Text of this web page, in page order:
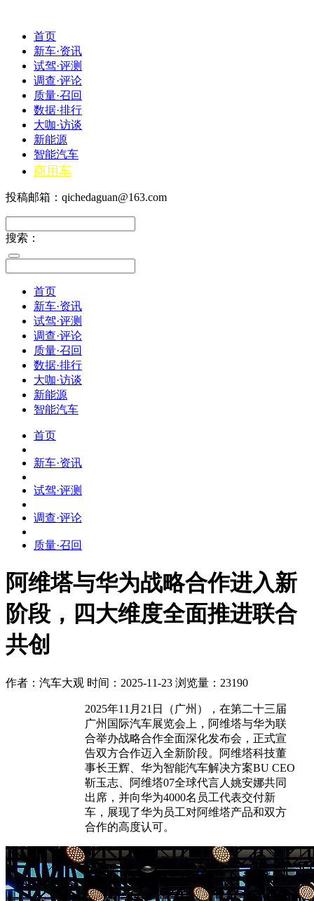
首页
新车·资讯
试驾·评测
调查·评论
质量·召回
数据·排行
大咖·访谈
新能源
智能汽车
商用车
投稿邮箱：qichedaguan@163.com
搜索：
首页
新车·资讯
试驾·评测
调查·评论
质量·召回
数据·排行
大咖·访谈
新能源
智能汽车
首页
新车·资讯
试驾·评测
调查·评论
质量·召回
阿维塔与华为战略合作进入新
阶段，四大维度全面推进联合
共创
作者：汽车大观 时间：2025-11-23 浏览量：23190
2025年11月21日（广州），在第二十三届
广州国际汽车展览会上，阿维塔与华为联
合举办战略合作全面深化发布会，正式宣
告双方合作迈入全新阶段。阿维塔科技董
事长王辉、华为智能汽车解决方案BU CEO
靳玉志、阿维塔07全球代言人姚安娜共同
出席，并向华为4000名员工代表交付新
车，展现了华为员工对阿维塔产品和双方
合作的高度认可。